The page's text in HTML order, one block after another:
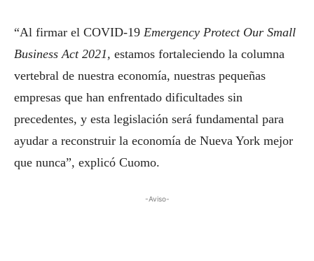
“Al firmar el COVID-19 Emergency Protect Our Small
Business Act 2021, estamos fortaleciendo la columna
vertebral de nuestra economía, nuestras pequeñas
empresas que han enfrentado dificultades sin
precedentes, y esta legislación será fundamental para
ayudar a reconstruir la economía de Nueva York mejor
que nunca”, explicó Cuomo.
-Aviso-